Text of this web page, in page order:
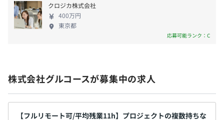
Chef、Docker、Terraform、AWS CloudFormation、
Kubernetes、Docker Swarm、Amazon Elastic
Elasticsearch
関東ITソフトウェア健康保険組合加入
健康保険・厚生年金加入、雇用保険・労災保険適用
無期雇用
クロジカ株式会社
400万円
東京都
応募可能ランク：C
株式会社グルコースが募集中の求人
【フルリモート可/平均残業11h】プロジェクトの複数持ちな